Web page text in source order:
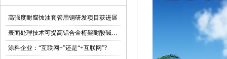
高强度耐腐蚀油套管用钢研发项目获进展
表面处理技术可提高铝合金桁架耐酸碱性能力
涂料企业：“互联网+”还是“+互联网”?